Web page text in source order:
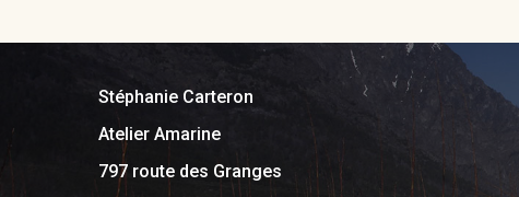
Stéphanie Carteron
Atelier Amarine
797 route des Granges